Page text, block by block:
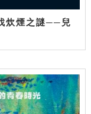
炊煙之謎──兒